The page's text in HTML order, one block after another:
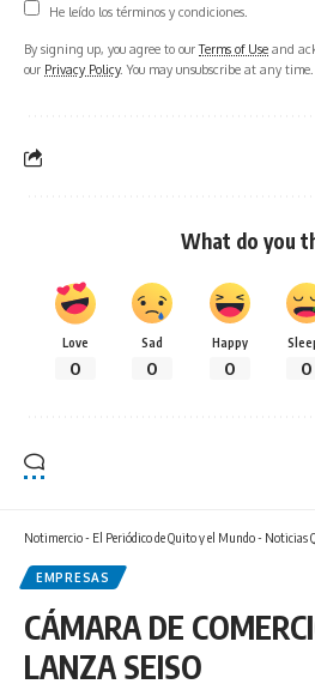
He leído los términos y condiciones.
By signing up, you agree to ourTerms of Use and
our Privacy Policy. You may unsubscribe at any time.
What do you
Love
0
Sad
0
Happy
0 0
Notimercio - El Periódico de Quito y el Mundo - Noticias
EMPRESAS
CÁMARA DE
LANZA SEISO